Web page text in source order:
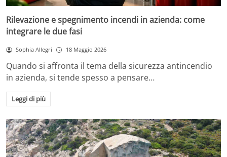
Rilevazione e spegnimento incendi in azienda: come
integrare le due fasi
Sophia Allegri 18 Maggio 2026
Quando si affronta il tema della sicurezza antincendio
in azienda, si tende spesso a pensare…
Leggi di più